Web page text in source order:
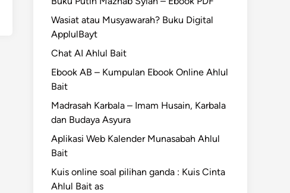
Wasiat atau Musyawarah? Buku Digital
ApplulBayt
Chat AI Ahlul Bait
Ebook AB – Kumpulan Ebook Online Ahlul
Bait
Madrasah Karbala – Imam Husain, Karbala
dan Budaya Asyura
Aplikasi Web Kalender Munasabah Ahlul
Bait
Kuis online soal pilihan ganda : Kuis Cinta
Ahlul Bait as